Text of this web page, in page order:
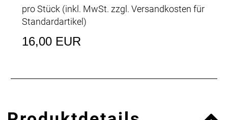
pro Stück (inkl. MwSt. zzgl. Versandkosten für
Standardartikel)
16,00 EUR